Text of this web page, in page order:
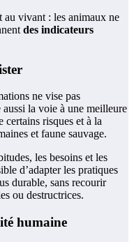
au vivant : les animaux ne
des indicateurs
ne vise pas
la voie à une meilleure
certains risques et à la
et faune sauvage.
les besoins et les
d’adapter les pratiques
durable, sans recourir
ou destructrices.
humaine